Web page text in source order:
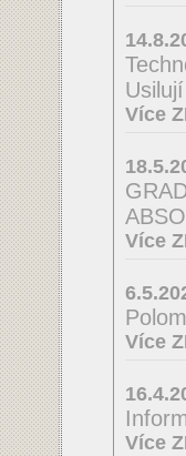
Více
Více
Více
Více